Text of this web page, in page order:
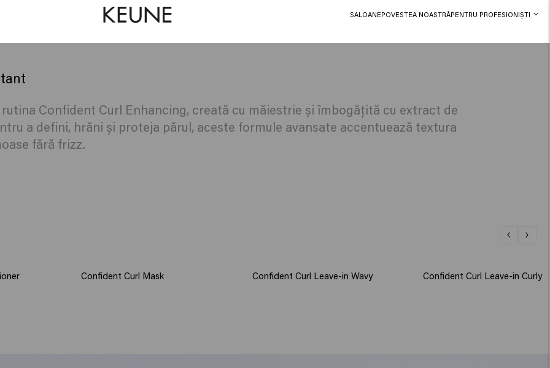
SALOANEPOVESTEA NOASTRĂPENTRU PROFESIONIȘTI
Confident Curl Enhancing, creată cu măiestrie și îmbogățită cu extract de
a defini, hrăni și proteja părul, aceste formule avansate accentuează textura
fără frizz.
Confident Curl Mask Confident Curl Leave-in Wavy Confident Curl Leave-in Curly